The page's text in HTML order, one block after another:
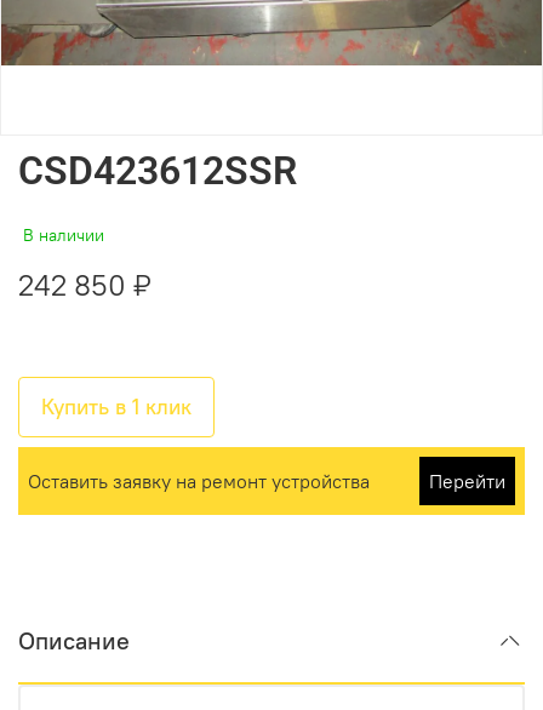
CSD423612SSR
В наличии
242 850 ₽
Купить в 1 клик
Оставить заявку на ремонт устройства Перейти
Описание